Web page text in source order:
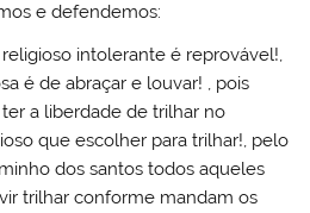
e defendemos:
intolerante é reprovável!,
é de abraçar e louvar! , pois
a liberdade de trilhar no
que escolher para trilhar!, pelo
dos santos todos aqueles
trilhar conforme mandam os